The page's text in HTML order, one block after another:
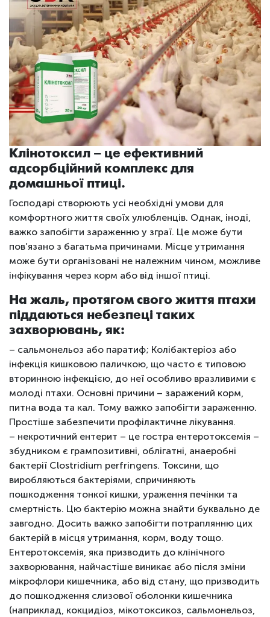
Клінотоксил – це ефективний
адсорбційний комплекс для
домашньої птиці.
Господарі створюють усі необхідні умови для
комфортного життя своїх улюбленців. Однак, іноді,
важко запобігти зараженню у зграї. Це може бути
пов’язано з багатьма причинами. Місце утримання
може бути організовані не належним чином, можливе
інфікування через корм або від іншої птиці.
На жаль, протягом свого життя птахи
піддаються небезпеці таких
захворювань, як:
– сальмонельоз або паратиф; Колібактеріоз або
інфекція кишковою паличкою, що часто є типовою
вторинною інфекцією, до неї особливо вразливими є
молоді птахи. Основні причини – заражений корм,
питна вода та кал. Тому важко запобігти зараженню.
Простіше забезпечити профілактичне лікування.
– некротичний ентерит – це гостра ентеротоксемія –
збудником є грампозитивні, облігатні, анаеробні
бактерії Clostridium perfringens. Токсини, що
виробляються бактеріями, спричиняють
пошкодження тонкої кишки, ураження печінки та
смертність. Цю бактерію можна знайти буквально де
завгодно. Досить важко запобігти потраплянню цих
бактерій в місця утримання, корм, воду тощо.
Ентеротоксемія, яка призводить до клінічного
захворювання, найчастіше виникає або після зміни
мікрофлори кишечника, або від стану, що призводить
до пошкодження слизової оболонки кишечника
(наприклад, кокцидіоз, мікотоксикоз, сальмонельоз,